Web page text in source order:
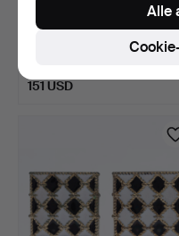
Krawattennadel in Gold
Perle.
151 USD
Alle